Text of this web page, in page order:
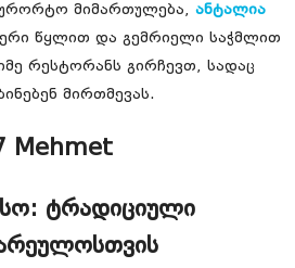
მიმართულება, ანტალია
წყლით და გემრიელი საჭმლით
რესტორანს გირჩევთ, სადაც
მირთმევას.
Mehmet
ტრადიციული